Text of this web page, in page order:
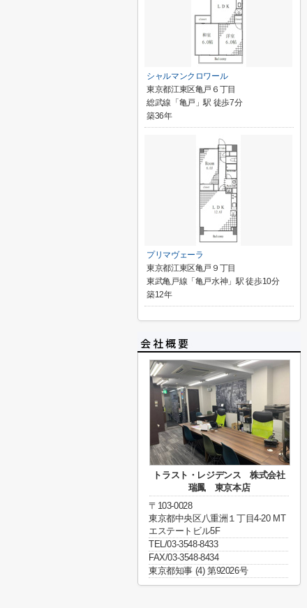
シャルマンクロワール
東京都江東区亀戸６丁目
総武線「亀戸」駅 徒歩7分
築36年
プリマヴェーラ
東京都江東区亀戸９丁目
東武亀戸線「亀戸水神」駅 徒歩10分
築12年
トラスト・レジデンス 株式会社
瑞鳳 東京本店
〒103-0028
東京都中央区八重洲１丁目4-20 MT
エステートビル5F
TEL/03-3548-8433
FAX/03-3548-8434
東京都知事 (4) 第92026号